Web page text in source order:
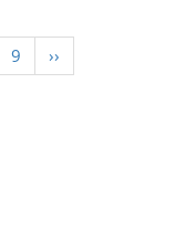
Page
9
Siguiente
página
››